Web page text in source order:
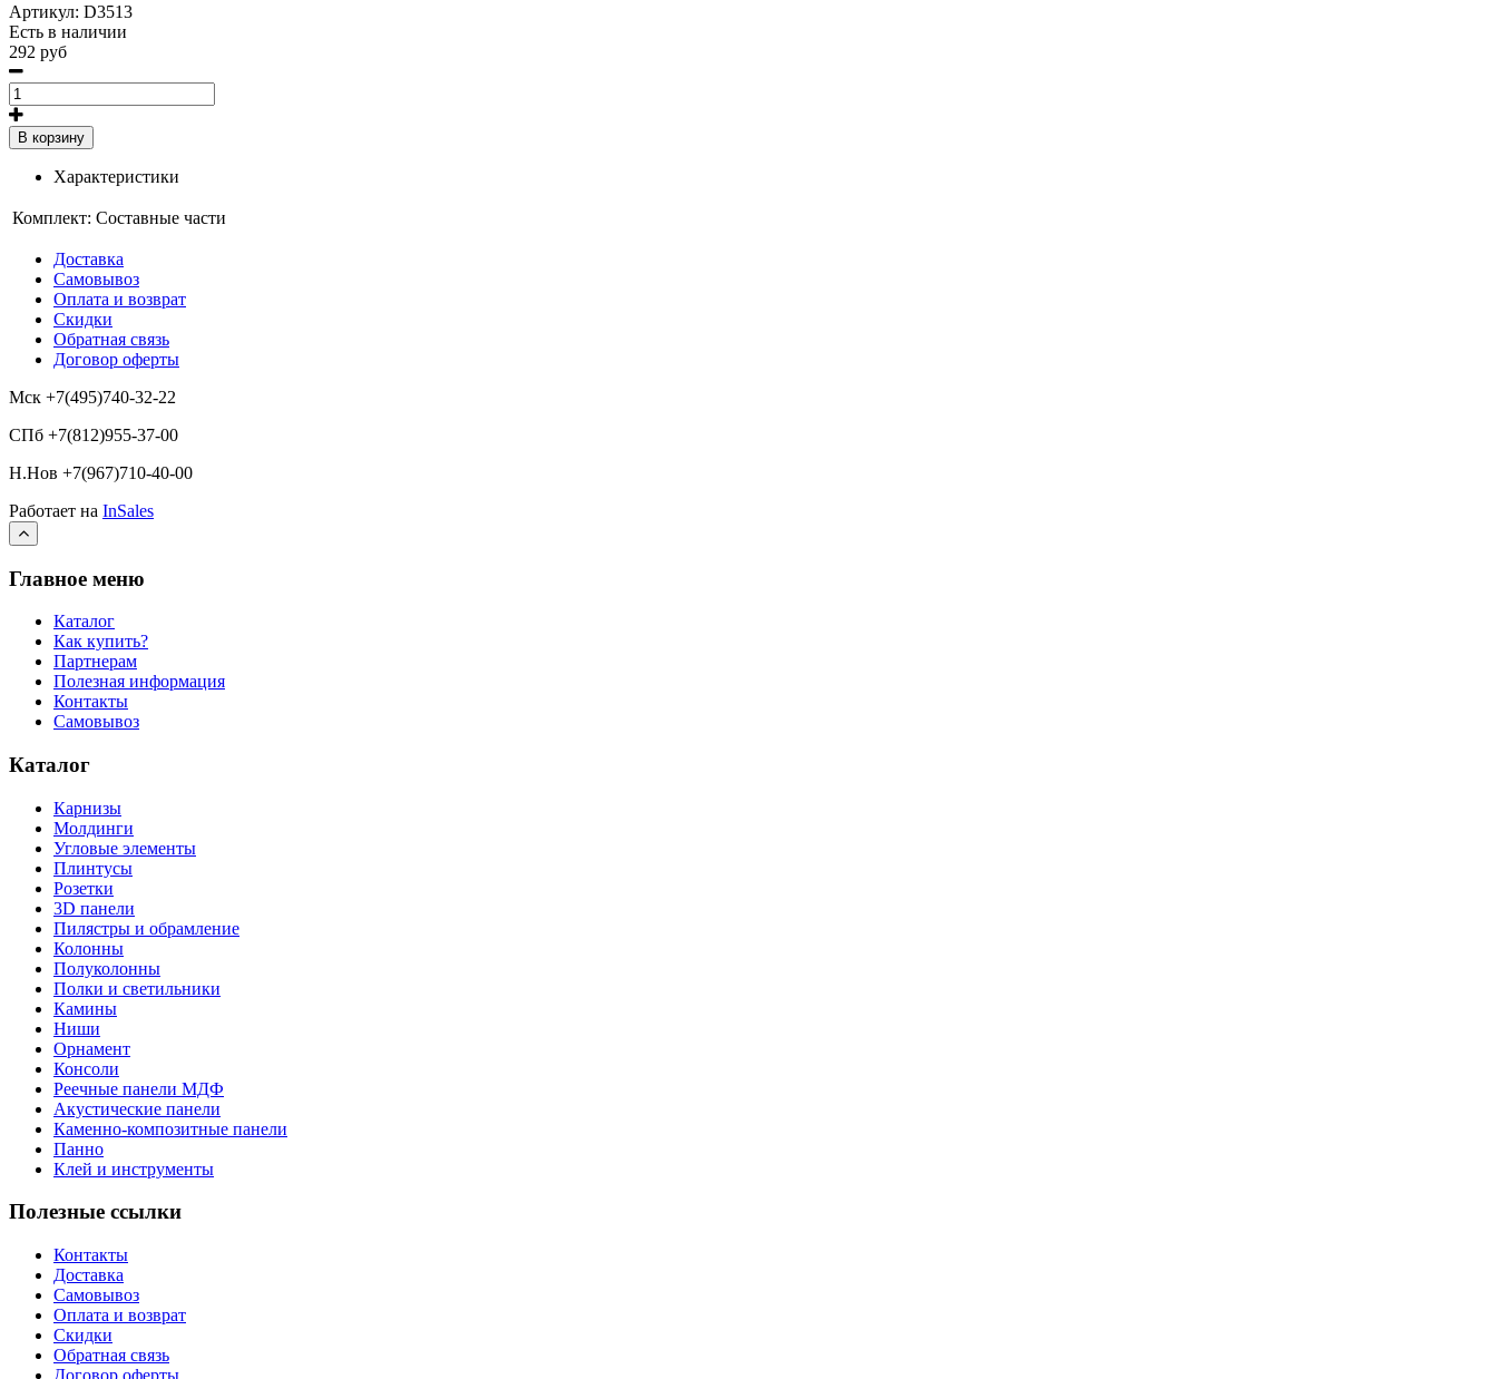
Артикул: D3513
Есть в наличии
292 руб
В корзину
Характеристики
Комплект: Составные части
Доставка
Самовывоз
Оплата и возврат
Скидки
Обратная связь
Договор оферты
Мск +7(495)740-32-22
СПб +7(812)955-37-00
Н.Нов +7(967)710-40-00
Работает на InSales
Главное меню
Каталог
Как купить?
Партнерам
Полезная информация
Контакты
Самовывоз
Каталог
Карнизы
Молдинги
Угловые элементы
Плинтусы
Розетки
3D панели
Пилястры и обрамление
Колонны
Полуколонны
Полки и светильники
Камины
Ниши
Орнамент
Консоли
Реечные панели МДФ
Акустические панели
Каменно-композитные панели
Панно
Клей и инструменты
Полезные ссылки
Контакты
Доставка
Самовывоз
Оплата и возврат
Скидки
Обратная связь